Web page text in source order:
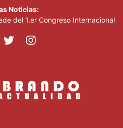
Noticias:
del 1.er Congreso Internacional
en el barrio Brisas
un plan para mecanizar la
constitucional para mejorar